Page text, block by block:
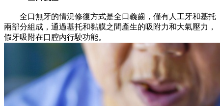
全口無牙的情況修復方式是全口義齒，僅有人工牙和基托
兩部分組成，通過基托和黏膜之間產生的吸附力和大氣壓力，
假牙吸附在口腔內行駛功能。